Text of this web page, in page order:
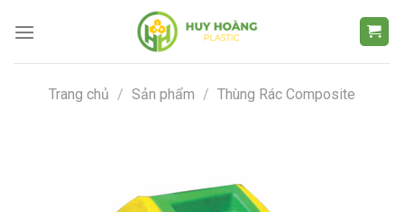
đến
Trang chủ / Sản phẩm / Thùng Rác Composite